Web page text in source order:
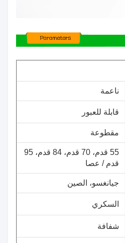
ناعمة
قابلة للعبور
مقطوعة
55 قدم، 70 قدم، 84 قدم، 95
قدم / عصا
جيانغسو، الصين
السكري
شفافة